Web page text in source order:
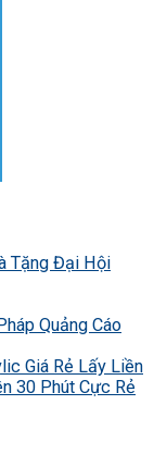
Tặng Đại Hội
Quảng Cáo
Giá Rẻ Lấy Liền
30 Phút Cực Rẻ